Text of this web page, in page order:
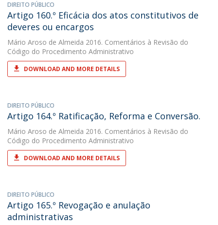
DIREITO PÚBLICO
Artigo 160.º Eficácia dos atos constitutivos de
deveres ou encargos
Mário Aroso de Almeida 2016. Comentários à Revisão do
Código do Procedimento Administrativo
DOWNLOAD AND MORE DETAILS
DIREITO PÚBLICO
Artigo 164.º Ratificação, Reforma e Conversão.
Mário Aroso de Almeida 2016. Comentários à Revisão do
Código do Procedimento Administrativo
DOWNLOAD AND MORE DETAILS
DIREITO PÚBLICO
Artigo 165.º Revogação e anulação
administrativas